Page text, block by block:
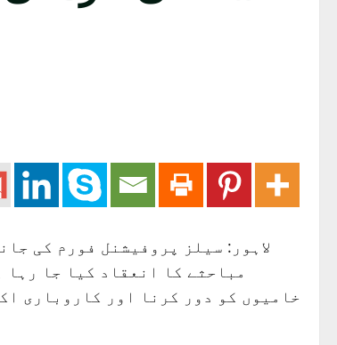
لاہور: سیلز پروفیشنل فورم کی
مباحثے کا انعقاد کیا جا
خامیوں کو دور کرنا اور کاروباری